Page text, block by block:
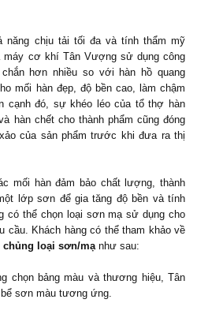
năng chịu tải tối đa và tính thẩm mỹ
máy cơ khí Tân Vượng sử dụng công
hơn nhiều so với hàn hồ quang
mối hàn đẹp, độ bền cao, làm chậm
cạnh đó, sự khéo léo của tổ thợ hàn
hàn chết cho thành phẩm cũng đóng
của sản phẩm trước khi đưa ra thị
mối hàn đảm bảo chất lượng, thành
lớp sơn để gia tăng độ bền và tính
có thể chọn loại sơn mạ sử dụng cho
cầu. Khách hàng có thể tham khảo về
chủng loại sơn/mạnhư sau:
chọn bảng màu và thương hiệu, Tân
sơn màu tương ứng.